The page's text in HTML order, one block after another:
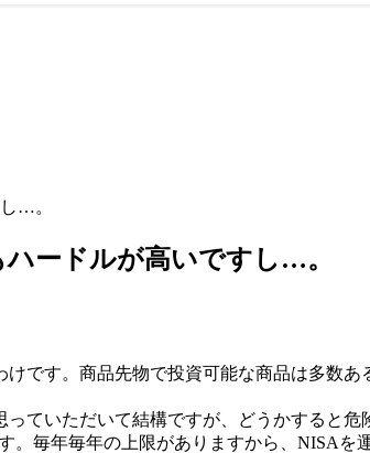
…。
ードルが高いですし…。
です。商品先物で投資可能な商品は多数
ていただいて結構ですが、どうかすると
毎年毎年の上限がありますから、NISAを